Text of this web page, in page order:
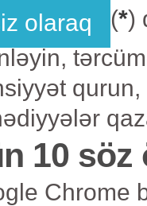
olaraq (*)
10 söz
Chrome